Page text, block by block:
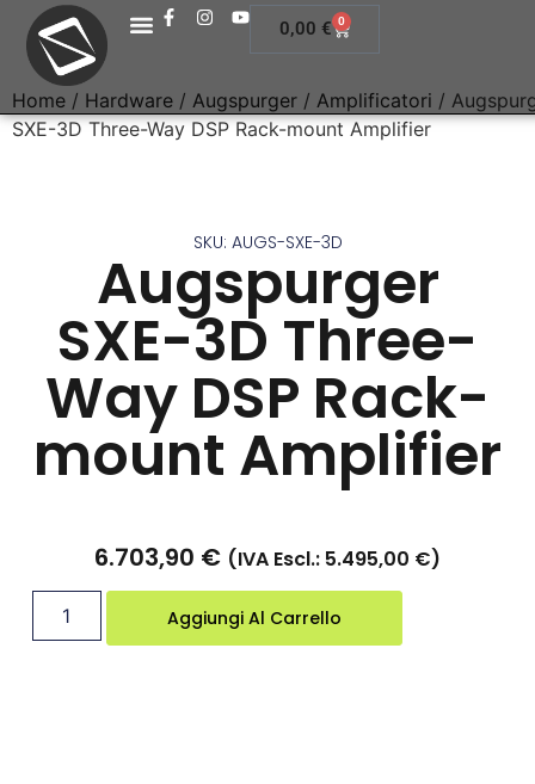
0,00€ 0
Home / Hardware / Augspurger / Amplificatori /
SXE-3D Three-Way DSP Rack-mount Amplifier
SKU: AUGS-SXE-3D
Augspurger
SXE-3D Three-
Way DSP Rack-
mount Amplifier
6.703,90 € (IVA Escl.: 5.495,00 €)
Aggiungi Al Carrello